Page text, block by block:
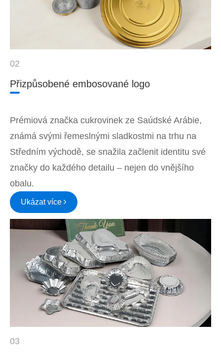
02
Přizpůsobené embosované logo
Prémiová značka cukrovinek ze Saúdské Arábie,
známá svými řemeslnými sladkostmi na trhu na
Středním východě, se snažila začlenit identitu své
značky do každého detailu – nejen do vnějšího
obalu.
Ukázat více
03